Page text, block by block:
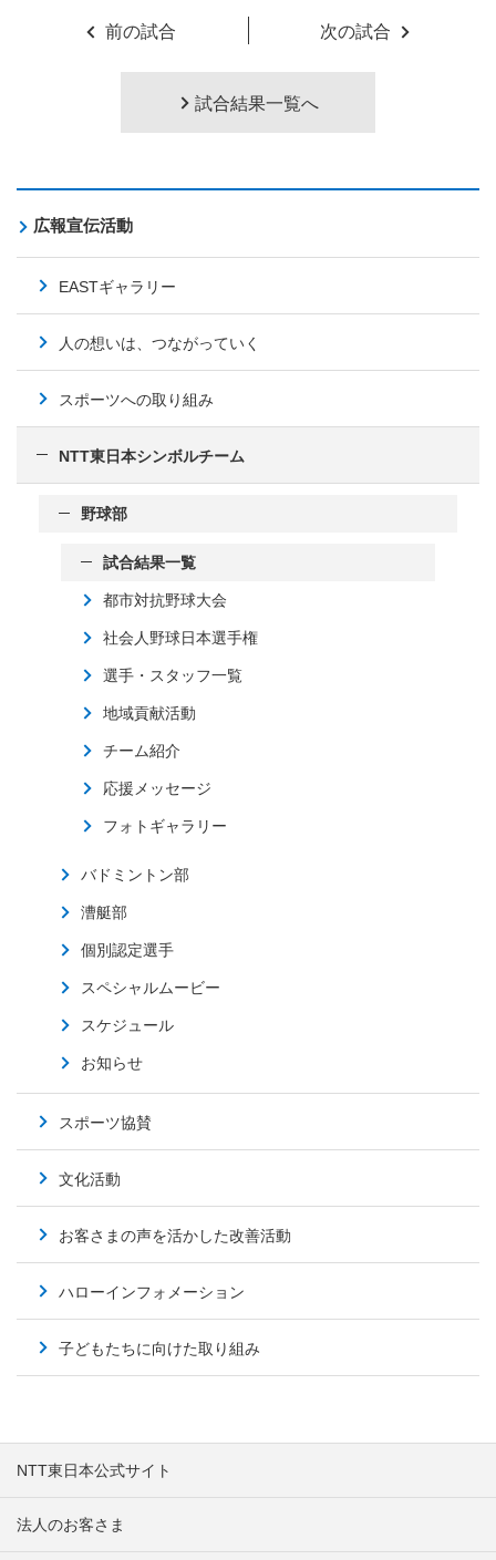
前の試合 次の試合
試合結果一覧へ
広報宣伝活動
EASTギャラリー
人の想いは、つながっていく
スポーツへの取り組み
NTT東日本シンボルチーム
野球部
試合結果一覧
都市対抗野球大会
社会人野球日本選手権
選手・スタッフ一覧
地域貢献活動
チーム紹介
応援メッセージ
フォトギャラリー
バドミントン部
漕艇部
個別認定選手
スペシャルムービー
スケジュール
お知らせ
スポーツ協賛
文化活動
お客さまの声を活かした改善活動
ハローインフォメーション
子どもたちに向けた取り組み
NTT東日本公式サイト
法人のお客さま